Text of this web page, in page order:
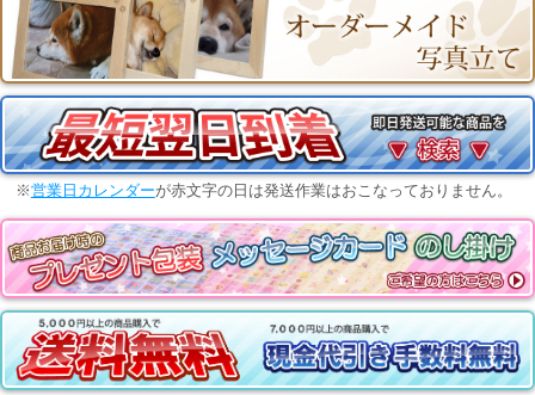
※営業日カレンダーが赤文字の日は発送作業はおこなっておりません。